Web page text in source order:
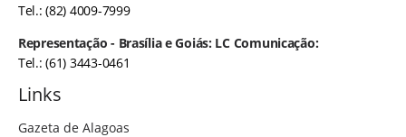
Tel.: (82) 4009-7999
Representação - Brasília e Goiás: LC Comunicação:
Tel.: (61) 3443-0461
Links
Gazeta de Alagoas